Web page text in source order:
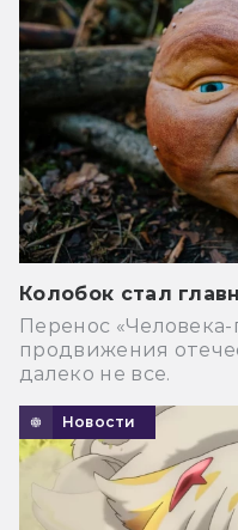
Колобок стал
Перенос «Человека-
продвижения
далеко не все.
Новости